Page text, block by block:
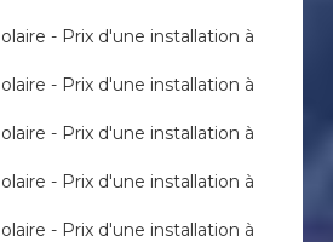
- Prix d'une installation à
- Prix d'une installation à
- Prix d'une installation à
- Prix d'une installation à
- Prix d'une installation à